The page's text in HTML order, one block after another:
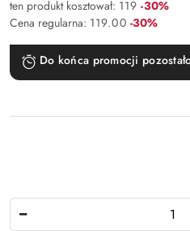
ten produkt kosztował: 119 Rabat:
-30%
Cena regularna: 119.00 Rabat:
-30%
Do końca promocji